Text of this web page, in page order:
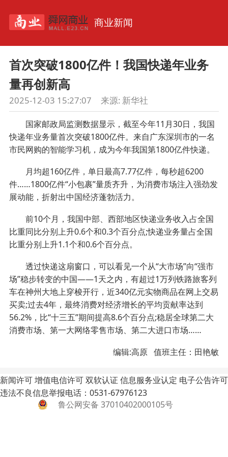
商业新闻
首次突破1800亿件！我国快递年业务
量再创新高
2025-12-03 15:27:07 来源: 新华社
国家邮政局监测数据显示，截至今年11月30日，我国
快递年业务量首次突破1800亿件。来自广东深圳市的一名
市民网购的智能学习机，成为今年我国第1800亿件快递。
月均超160亿件，单日最高7.77亿件，每秒超6200
件……1800亿件“小包裹”量质齐升，为消费市场注入强劲发
展动能，折射出中国经济蓬勃活力。
前10个月，我国中部、西部地区快递业务收入占全国
比重同比分别上升0.6个和0.3个百分点;快递业务量占全国
比重分别上升1.1个和0.6个百分点。
透过快递这扇窗口，可以看见一个从“大市场”向“强市
场”稳步转变的中国——1天之内，有超过1万列铁路旅客列
车在神州大地上穿梭开行，近340亿元实物商品在网上交易
买卖;过去4年，最终消费对经济增长的平均贡献率达到
56.2%，比“十三五”期间提高8.6个百分点;稳居全球第二大
消费市场、第一大网络零售市场、第二大进口市场……
编辑:高原 值班主任：田艳敏
新闻许可增值电信许可双软认证 信息服务业认定 电子公告许可
违法不良信息举报电话：0531-67976123
鲁公网安备 37010402000105号